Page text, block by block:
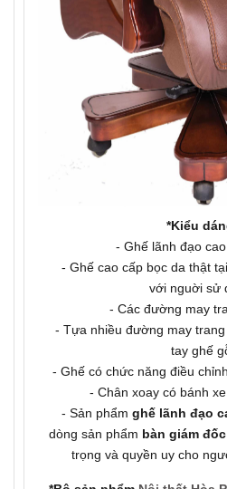
*Kiểu
- Ghế lãnh đạo cao
- Ghế cao cấp bọc da thật
với nguời sử
- Các đường may
- Tựa nhiều đường may trang
tay ghế
- Ghế có chức năng điều
- Chân xoay có bánh
- Sản phẩm ghế lãnh đạo
dòng sản phẩm bàn giám
trọng và quyền uy cho